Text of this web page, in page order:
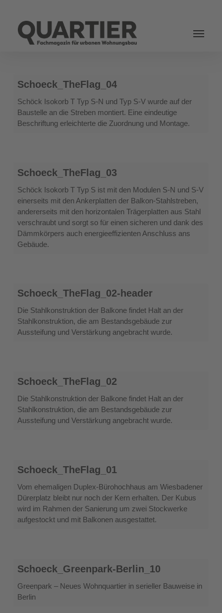
Schoeck_TheFlag_04
Schoeck_TheFlag_04
Schöck Isokorb T Typ S-N und Typ S-V wurde auf der
Baustelle an die Streben montiert. Eine eindeutige
Beschriftung erleichterte die Zuordnung und Montage.
Schoeck_TheFlag_03
Schoeck_TheFlag_03
Schöck Isokorb T Typ S ist mit den Modulen S-N und S-V
einerseits mit den Ankerplatten der Balkon-Stahlstreben,
andererseits mit den horizontalen Trägerplatten aus Stahl
verschraubt und sorgt so für einen sicheren und dank des
Dämmkörpers auch energieeffizienten Anschluss ans
Gebäude.
Schoeck_TheFlag_02-
header
Schoeck_TheFlag_02-header
Die Stahlkonstruktion der Balkone findet Halt an der
Stahlkonstruktion, die am Bestandsgebäude zur
Aussteifung und Verstärkung angebracht wurde.
Schoeck_TheFlag_02
Schoeck_TheFlag_02
Die Stahlkonstruktion der Balkone findet Halt an der
Stahlkonstruktion, die am Bestandsgebäude zur
Aussteifung und Verstärkung angebracht wurde.
Schoeck_TheFlag_01
Schoeck_TheFlag_01
Vom ehemaligen Duplex-Bürohochhaus am Wiesbadener
Dürerplatz bleibt nur noch der Kern erhalten. Der Kubus
wird im Rahmen der Sanierung um zwei Stockwerke
aufgestockt und mit Balkonen ausgestattet.
Schoeck_Greenpark-
Berlin_10
Schoeck_Greenpark-Berlin_10
Greenpark – Neues Wohnquartier in serieller Bauweise in
Berlin